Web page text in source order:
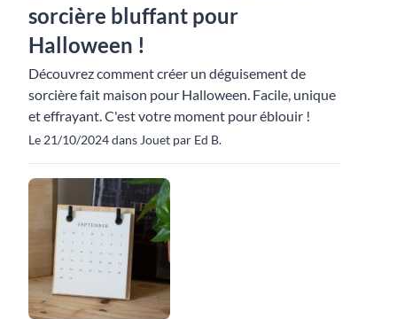
sorcière bluffant pour
Halloween !
Découvrez comment créer un déguisement de
sorcière fait maison pour Halloween. Facile, unique
et effrayant. C'est votre moment pour éblouir !
Le 21/10/2024 dans Jouet par Ed B.